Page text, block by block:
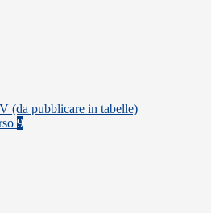
(da pubblicare in tabelle)
9